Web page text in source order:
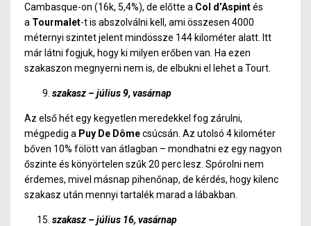
Cambasque-on (16k, 5,4%), de előtte a Col d’Aspintés
a Tourmalet-t is abszolválni kell, ami összesen 4000
méternyi szintet jelent mindössze 144 kilométer alatt. Itt
már látni fogjuk, hogy ki milyen erőben van. Ha ezen
szakaszon megnyerni nem is, de elbukni el lehet a Tourt.
szakasz – július 9, vasárnap
Az első hét egy kegyetlen meredekkel fog zárulni,
mégpedig a Puy De Dômecsúcsán. Az utolsó 4 kilométer
bőven 10% fölött van átlagban – mondhatni ez egy nagyon
őszinte és könyörtelen szűk 20 perc lesz. Spórolni nem
érdemes, mivel másnap pihenőnap, de kérdés, hogy kilenc
szakasz után mennyi tartalék marad a lábakban.
szakasz – július 16, vasárnap